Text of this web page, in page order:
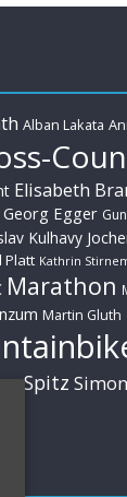
Alban Lakata
Elisabeth
Georg Egger
Kulhavy
Platt Kathrin
Marathon
Martin Gluth
Spitz